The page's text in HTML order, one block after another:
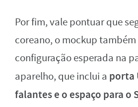
Por fim, vale pontuar que
coreano, o mockup também
configuração esperada na
aparelho, que inclui a porta
falantes e o espaço para o